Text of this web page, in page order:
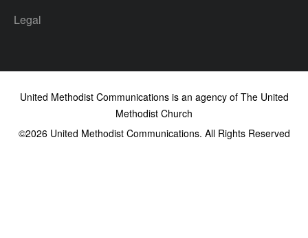
Legal
United Methodist Communications is an agency of The United
Methodist Church
©2026United Methodist Communications. All Rights Reserved